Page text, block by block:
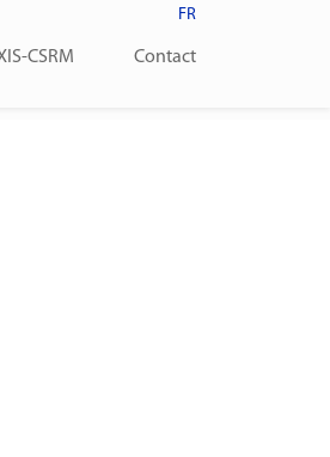
FR
CSRM Contact